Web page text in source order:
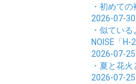
・初めて
2026-07-
・似てい
NOISE「H-
2026-07-
・夏と花
2026-07-